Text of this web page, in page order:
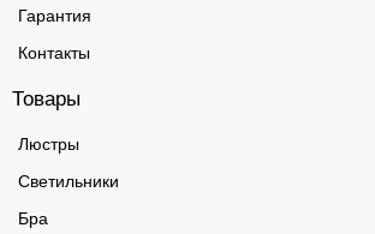
Гарантия
Контакты
Товары
Люстры
Светильники
Бра